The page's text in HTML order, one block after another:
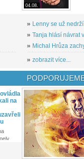
04.08.
» Lenny se už
» Tanja hlásí návrat
» Michal Hrůza
» zobrazit více...
na